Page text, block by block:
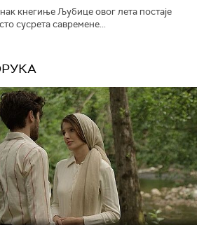
кнегиње Љубице овог лета постаје
сусрета савремене...